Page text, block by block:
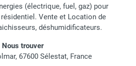
(électrique, fuel, gaz) pour
Vente et Location de
déshumidificateurs.
Nous trouver
67600 Sélestat, France